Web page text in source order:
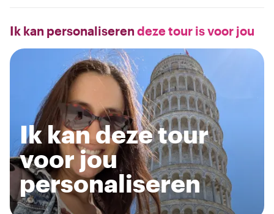
Ik kan personaliseren deze tour is voor jou
Ik kan deze tour
voor jou
personaliseren